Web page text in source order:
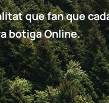
que fan que
botiga Online.